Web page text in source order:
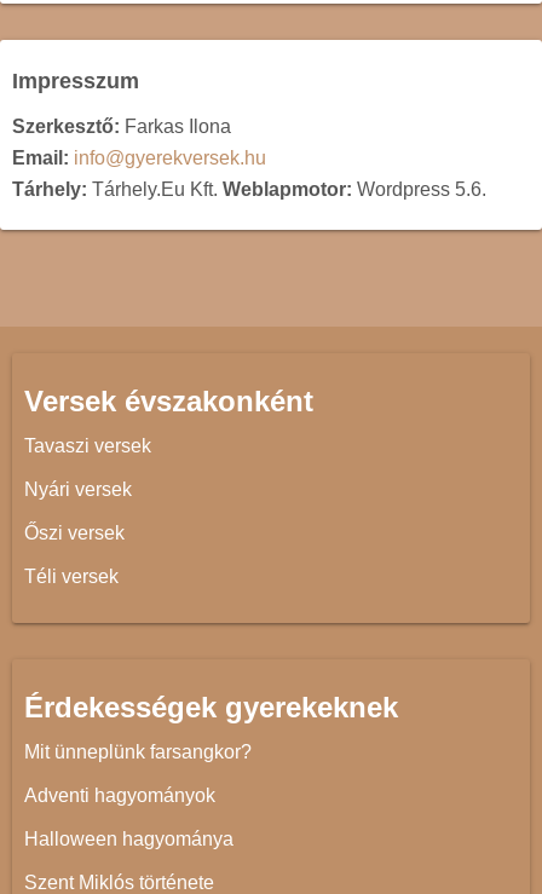
Impresszum
Szerkesztő: Farkas Ilona
Email: info@gyerekversek.hu
Tárhely: Tárhely.Eu Kft. Weblapmotor: Wordpress 5.6.
Versek évszakonként
Tavaszi versek
Nyári versek
Őszi versek
Téli versek
Érdekességek gyerekeknek
Mit ünneplünk farsangkor?
Adventi hagyományok
Halloween hagyománya
Szent Miklós története